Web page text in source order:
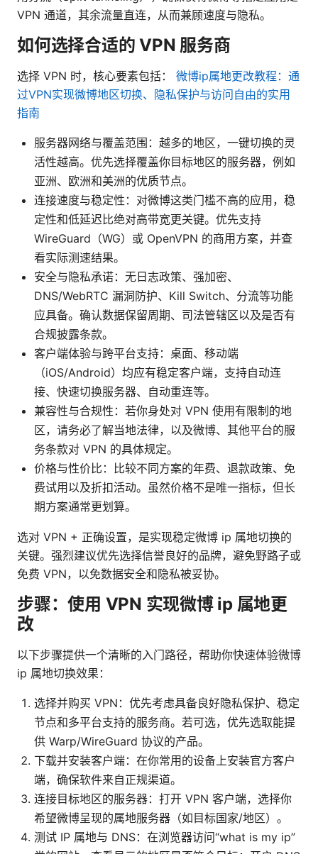
VPN 通道，其余流量直连，从而兼顾速度与隐私。
如何选择合适的 VPN 服务商
选择 VPN 时，核心要素包括： 微博ip属地更改教程：通
过VPN实现微博地区切换、隐私保护与访问自由的实用
指南
服务器网络与覆盖范围：越多的地区，一键切换的灵
活性越高。优先选择覆盖你目标地区的服务器，例如
亚洲、欧洲和美洲的优质节点。
连接速度与稳定性：对微博这类门槛不高的应用，稳
定性和低延迟比绝对高带宽更关键。优先支持
WireGuard（WG）或 OpenVPN 的商用方案，并查
看实际测速结果。
安全与隐私承诺：无日志政策、强加密、
DNS/WebRTC 漏洞防护、Kill Switch、分流等功能
应具备。确认数据保留周期、司法管辖区以及是否有
合规披露条款。
客户端体验与跨平台支持：桌面、移动端
（iOS/Android）均应有稳定客户端，支持自动连
接、快速切换服务器、自动重连等。
兼容性与合规性：若你身处对 VPN 使用有限制的地
区，请务必了解当地法律，以及微博、其他平台的服
务条款对 VPN 的具体规定。
价格与性价比：比较不同方案的年费、退款政策、免
费试用以及折扣活动。虽然价格不是唯一指标，但长
期方案通常更划算。
选对 VPN + 正确设置，是实现稳定微博 ip 属地切换的
关键。强烈建议优先选择信誉良好的品牌，避免野路子或
免费 VPN，以免数据安全和隐私被妥协。
步骤：使用 VPN 实现微博 ip 属地更
改
以下步骤提供一个清晰的入门路径，帮助你快速体验微博
ip 属地切换效果：
选择并购买 VPN：优先考虑具备良好隐私保护、稳定
节点和多平台支持的服务商。若可选，优先选取能提
供 Warp/WireGuard 协议的产品。
下载并安装客户端：在你常用的设备上安装官方客户
端，确保软件来自正规渠道。
连接目标地区的服务器：打开 VPN 客户端，选择你
希望微博呈现的属地服务器（如目标国家/地区）。
测试 IP 属地与 DNS：在浏览器访问“what is my ip”